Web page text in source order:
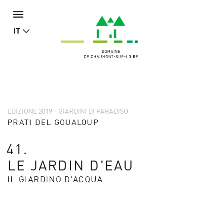
IT
EDIZIONE 2019 - GIARDINI DI PARADISO
PRATI DEL GOUALOUP
41.
LE JARDIN D'EAU
IL GIARDINO D'ACQUA